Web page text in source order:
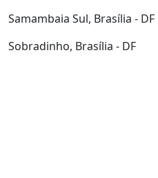
Samambaia Sul, Brasília - DF
Sobradinho, Brasília - DF